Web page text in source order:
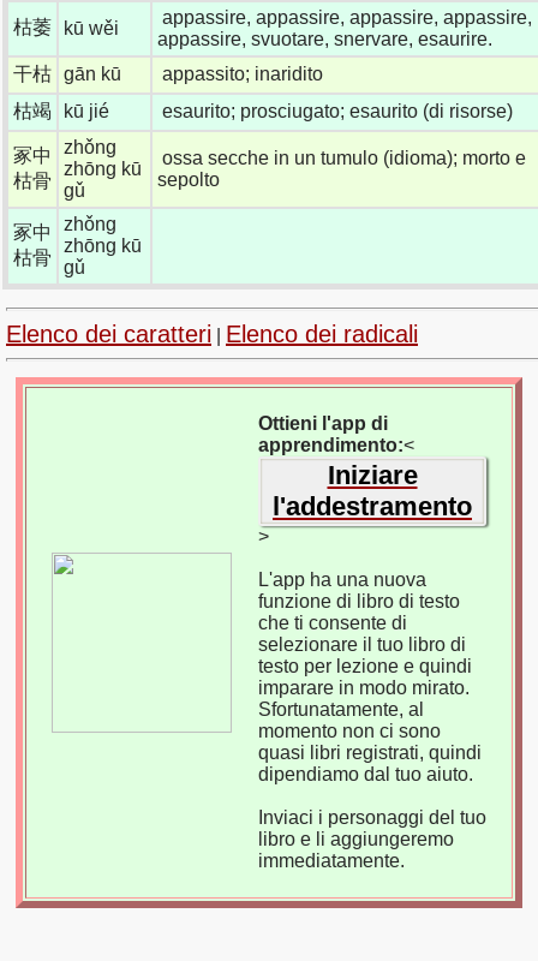
枯萎 kū wěi
appassire, appassire, appassire, appassire,
appassire, svuotare, snervare, esaurire.
干枯 gān kū
appassito; inaridito
枯竭
kū jié esaurito; prosciugato; esaurito (di risorse)
冢中
枯骨
zhǒng
zhōng kū
gǔ
ossa secche in un tumulo (idioma); morto e
sepolto
冢中
枯骨
zhǒng
zhōng kū
gǔ
Elenco dei caratteri Elenco dei radicali
Ottieni l'app di
apprendimento:<
Iniziare
l'addestramento
>
L'app ha una nuova
funzione di libro di testo
che ti consente di
selezionare il tuo libro di
testo per lezione e quindi
imparare in modo mirato.
Sfortunatamente, al
momento non ci sono
quasi libri registrati, quindi
dipendiamo dal tuo aiuto.
Inviaci i personaggi del tuo
libro e li aggiungeremo
immediatamente.